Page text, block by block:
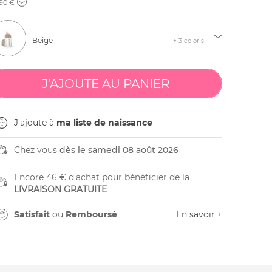
€
Beige + 3 coloris
J'ajoute à ma liste de naissance
Chez vous dès le samedi 08 août 2026
Encore 46 € d'achat pour bénéficier de la
LIVRAISON GRATUITE
Satisfaitou Remboursé En savoir +